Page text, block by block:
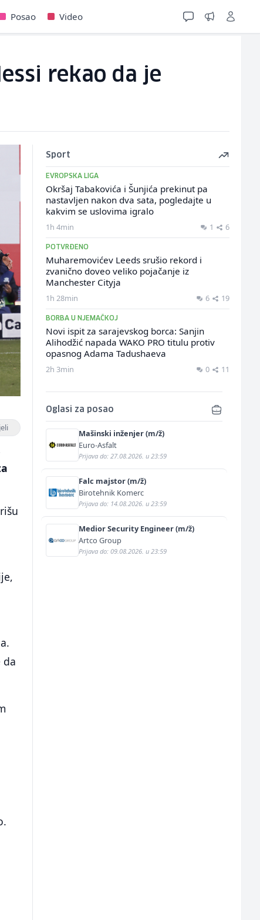
Posao Video
rekao da je
da
Sport
EVROPSKA LIGA
Okršaj Tabakovića i Šunjića prekinut pa
nastavljen nakon dva sata, pogledajte u
kakvim se uslovima igralo
1h 4min 1 6
POTVRĐENO
Muharemovićev Leeds srušio rekord i
zvanično doveo veliko pojačanje iz
Manchester Cityja
1h 28min 6 19
BORBA U NJEMAČKOJ
Novi ispit za sarajevskog borca: Sanjin
Alihodžić napada WAKO PRO titulu protiv
opasnog Adama Tadushaeva
2h 3min 0 11
Oglasi za posao
Mašinski inženjer (m/ž)
Euro-Asfalt
Prijava do: 27.08.2026. u 23:59
Falc majstor (m/ž)
Birotehnik Komerc
Prijava do: 14.08.2026. u 23:59
Medior Security Engineer (m/ž)
Artco Group
Prijava do: 09.08.2026. u 23:59